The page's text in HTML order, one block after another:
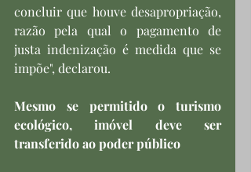
concluir que houve desapropriação,
razão pela qual o pagamento de
justa indenização é medida que se
impõe", declarou.
Mesmo se permitido o turismo
ecológico, imóvel deve ser
transferido ao poder público